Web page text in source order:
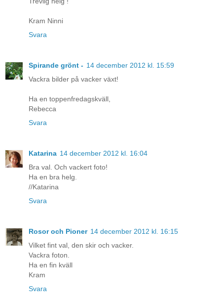
Kram Ninni
Svara
Spirande grönt - 14 december 2012 kl. 15:59
Vackra bilder på vacker växt!
Ha en toppenfredagskväll,
Rebecca
Svara
Katarina 14 december 2012 kl. 16:04
Bra val. Och vackert foto!
Ha en bra helg.
//Katarina
Svara
Rosor och Pioner 14 december 2012 kl. 16:15
Vilket fint val, den skir och vacker.
Vackra foton.
Ha en fin kväll
Kram
Svara